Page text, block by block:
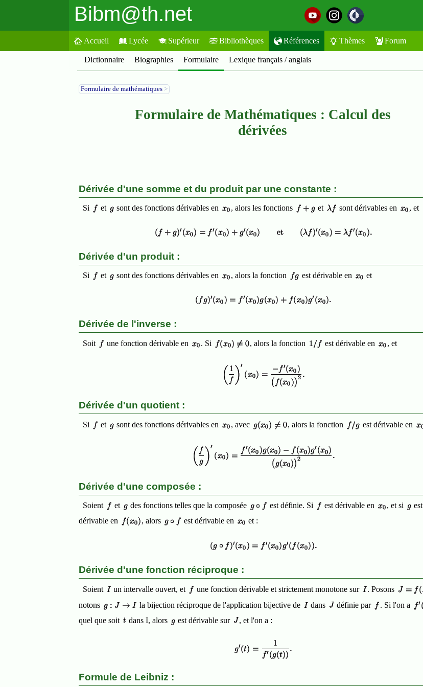
Bibm@th.net
Accueil Lycée Supérieur Bibliothèques Références Thèmes Forum
Dictionnaire Biographies Formulaire Lexique français / anglais
Formulaire de mathématiques >
Formulaire de Mathématiques : Calcul des
dérivées
Dérivée d'une somme et du produit par une constante :
Si et sont des fonctions dérivables en , alors les fonctions et sont dérivables en , et
Dérivée d'un produit :
Si et sont des fonctions dérivables en , alors la fonction est dérivable en et
Dérivée de l'inverse :
Soit une fonction dérivable en . Si , alors la fonction est dérivable en , et
Dérivée d'un quotient :
Si et sont des fonctions dérivables en , avec , alors la fonction est dérivable en
Dérivée d'une composée :
Soient et des fonctions telles que la composée est définie. Si est dérivable en , et si
est
dérivable en
, alors est dérivable en et :
Dérivée d'une fonction réciproque :
Soient un intervalle ouvert, et une fonction dérivable et strictement monotone sur . Posons
notons
la bijection réciproque de l'application bijective de dans définie par
. Si l'on a
quel que soit
dans I, alors est dérivable sur , et l'on a :
Formule de Leibniz :